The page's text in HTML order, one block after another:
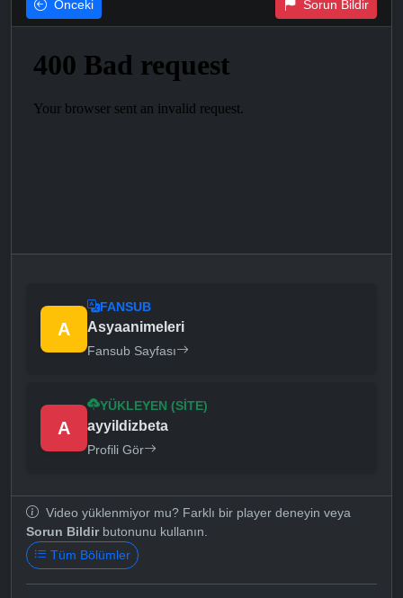
Önceki Sorun Bildir
A
FANSUB
Asyaanimeleri
Fansub Sayfası
A
YÜKLEYEN (SITE)
ayyildizbeta
Profili Gör
Video yüklenmiyor mu? Farklı bir player deneyin veya
Sorun Bildirbutonunu kullanın.
Tüm Bölümler